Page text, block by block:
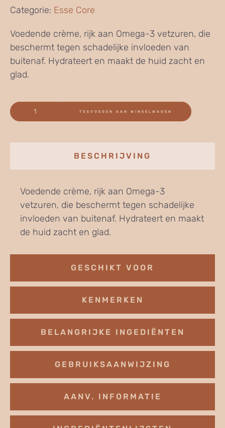
Categorie: Esse Core
Voedende crème, rijk aan Omega-3 vetzuren, die
beschermt tegen schadelijke invloeden van
buitenaf. Hydrateert en maakt de huid zacht en
glad.
TOEVOEGEN AAN WINKELWAGEN
BESCHRIJVING
GESCHIKT VOOR
KENMERKEN
BELANGRIJKE INGEDIËNTEN
GEBRUIKSAANWIJZING
AANV. INFORMATIE
Voedende crème, rijk aan Omega-3
vetzuren, die beschermt tegen schadelijke
invloeden van buitenaf. Hydrateert en maakt
de huid zacht en glad.